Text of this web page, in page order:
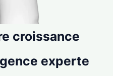
croissance
experte